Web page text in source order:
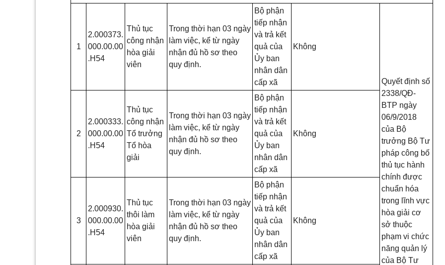
1
2.000373.
000.00.00
.H54
Thủ tục
công nhận
hòa giải
viên
Trong thời hạn 03 ngày
làm việc, kể từ ngày
nhận đủ hồ sơ theo
quy định.
Bộ phận
tiếp nhận
và trả kết
quả của
Ủy ban
nhân dân
cấp xã
Không
Quyết định số
2338/QĐ-
BTP ngày
06/9/2018
của Bộ
trưởng Bộ Tư
pháp công bố
thủ tục hành
chính được
chuẩn hóa
trong lĩnh vực
hòa giải cơ
sở thuộc
phạm vi chức
năng quản lý
của Bộ Tư
2
2.000333.
000.00.00
.H54
Thủ tục
công nhận
Tổ trưởng
Tổ hòa
giải
Trong thời hạn 03 ngày
làm việc, kể từ ngày
nhận đủ hồ sơ theo
quy định.
Bộ phận
tiếp nhận
và trả kết
quả của
Ủy ban
nhân dân
cấp xã
Không
3
2.000930.
000.00.00
.H54
Thủ tục
thôi làm
hòa giải
viên
Trong thời hạn 03 ngày
làm việc, kể từ ngày
nhận đủ hồ sơ theo
quy định.
Bộ phận
tiếp nhận
và trả kết
quả của
Ủy ban
nhân dân
cấp xã
Không